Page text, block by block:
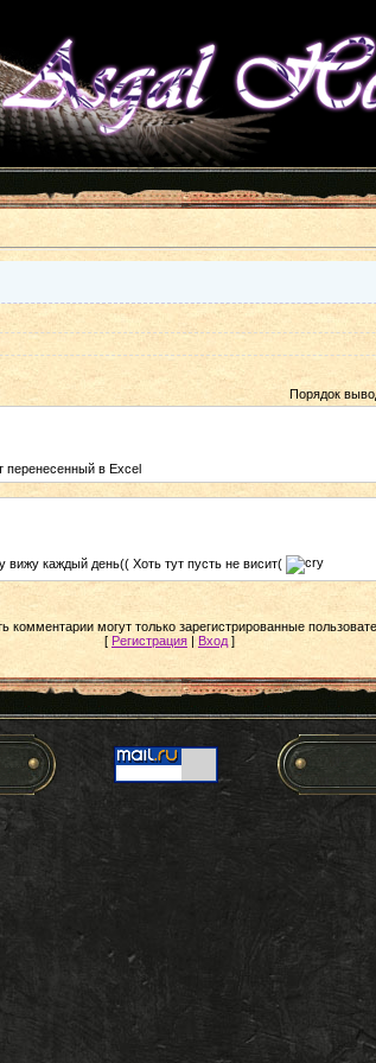
Порядок
перенесенный в Excel
каждый день(( Хоть тут пусть не висит(
комментарии могут только зарегистрированные
[ Регистрация | Вход ]